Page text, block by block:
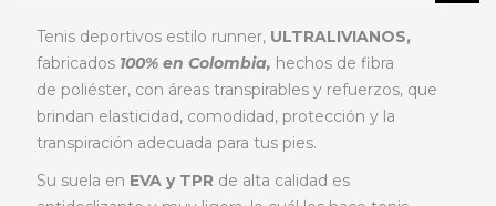
Tenis deportivos estilo runner, ULTRALIVIANOS,
fabricados 100% en Colombia, hechos de fibra
de poliéster, con áreas transpirables y refuerzos, que
brindan elasticidad, comodidad, protección y la
transpiración adecuada para tus pies.
Su suela en EVA y TPR de alta calidad es